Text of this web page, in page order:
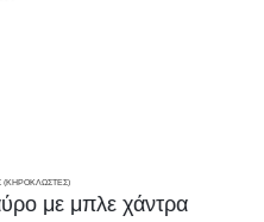
(ΚΗΡΟΚΛΩΣΤΈΣ)
Χριστός Νικά